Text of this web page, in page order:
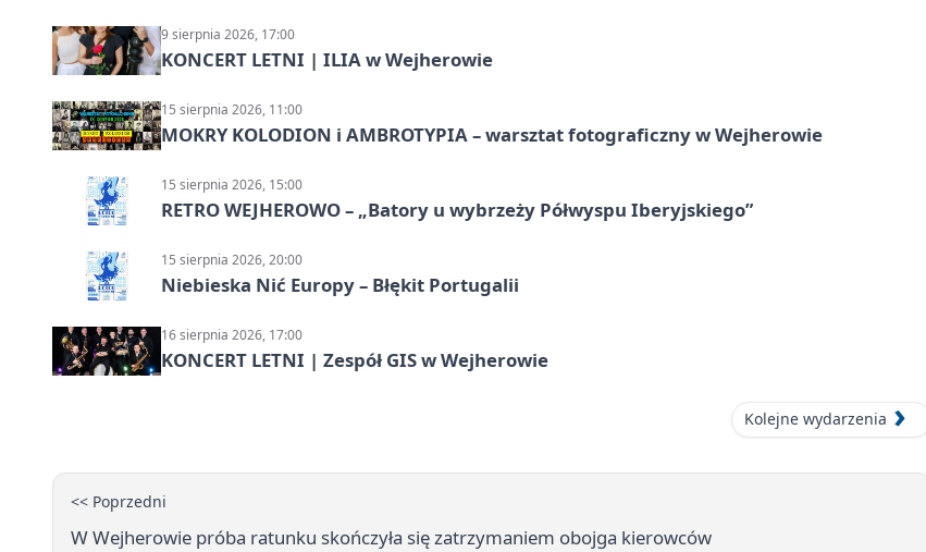
9 sierpnia 2026, 17:00
KONCERT LETNI | ILIA w Wejherowie
15 sierpnia 2026, 11:00
MOKRY KOLODION i AMBROTYPIA – warsztat fotograficzny w Wejherowie
15 sierpnia 2026, 15:00
RETRO WEJHEROWO – „Batory u wybrzeży Półwyspu Iberyjskiego”
15 sierpnia 2026, 20:00
Niebieska Nić Europy – Błękit Portugalii
16 sierpnia 2026, 17:00
KONCERT LETNI | Zespół GIS w Wejherowie
Kolejne wydarzenia
<< Poprzedni
W Wejherowie próba ratunku skończyła się zatrzymaniem obojga kierowców